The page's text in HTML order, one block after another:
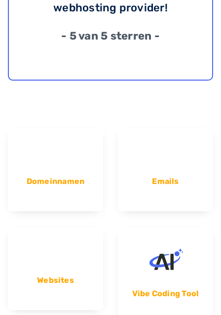
webhosting provider!
- 5 van 5 sterren -
Domeinnamen Emails
Websites
Vibe Coding Tool